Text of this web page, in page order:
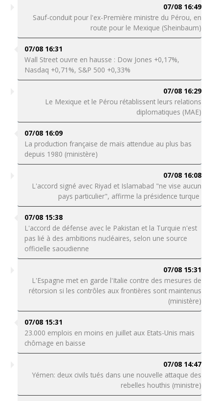
07/08 16:49
Sauf-conduit pour l'ex-Première ministre du Pérou, en
route pour le Mexique (Sheinbaum)
07/08 16:31
Wall Street ouvre en hausse : Dow Jones +0,17%,
Nasdaq +0,71%, S&P 500 +0,33%
07/08 16:29
Le Mexique et le Pérou rétablissent leurs relations
diplomatiques (MAE)
07/08 16:09
La production française de maïs attendue au plus bas
depuis 1980 (ministère)
07/08 16:08
L'accord signé avec Riyad et Islamabad "ne vise aucun
pays particulier", affirme la présidence turque
07/08 15:38
L'accord de défense avec le Pakistan et la Turquie n'est
pas lié à des ambitions nucléaires, selon une source
officielle saoudienne
07/08 15:31
L'Espagne met en garde l'Italie contre des mesures de
rétorsion si les contrôles aux frontières sont maintenus
(ministère)
07/08 15:31
23.000 emplois en moins en juillet aux Etats-Unis mais
chômage en baisse
07/08 14:47
Yémen: deux civils tués dans une nouvelle attaque des
rebelles houthis (ministre)